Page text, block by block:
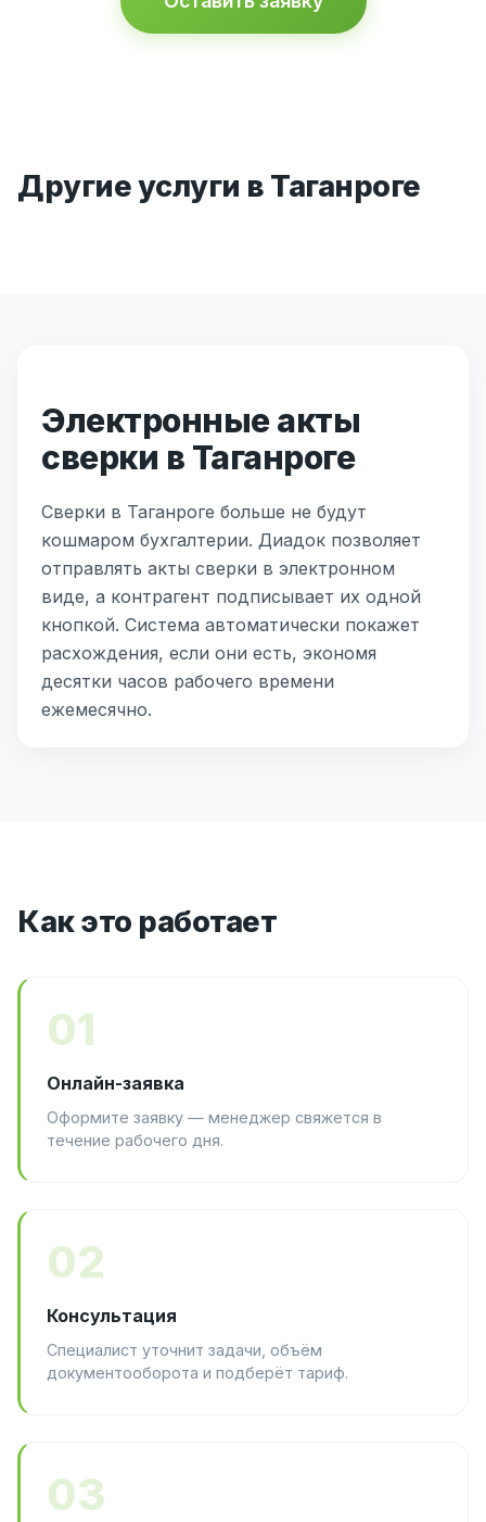
Другие услуги в Таганроге
Электронные акты
сверки в Таганроге
Сверки в Таганроге больше не будут
кошмаром бухгалтерии. Диадок позволяет
отправлять акты сверки в электронном
виде, а контрагент подписывает их одной
кнопкой. Система автоматически покажет
расхождения, если они есть, экономя
десятки часов рабочего времени
ежемесячно.
Как это работает
01
Онлайн-заявка
Оформите заявку — менеджер свяжется в
течение рабочего дня.
02
Консультация
Специалист уточнит задачи, объём
документооборота и подберёт тариф.
03